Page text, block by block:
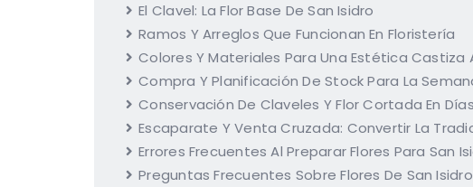
El Clavel: La Flor Base De San Isidro
Ramos Y Arreglos Que Funcionan En Floristería
Colores Y Materiales Para Una Estética Castiza
Compra Y Planificación De Stock Para La
Conservación De Claveles Y Flor Cortada En
Escaparate Y Venta Cruzada: Convertir La
Errores Frecuentes Al Preparar Flores Para San
Preguntas Frecuentes Sobre Flores De San Isidro